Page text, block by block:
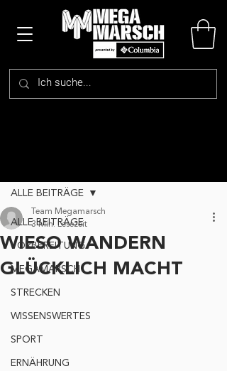
ALLE BEITRÄGE
VORBEREITUNG
MEGAMARSCH
STRECKEN
WISSENSWERTES
SPORT
ERNÄHRUNG
ALLE BEITRÄGE
WIESO WANDERN
GLÜCKLICH MACHT
Team Megamarsch
3 Min. Lesezeit